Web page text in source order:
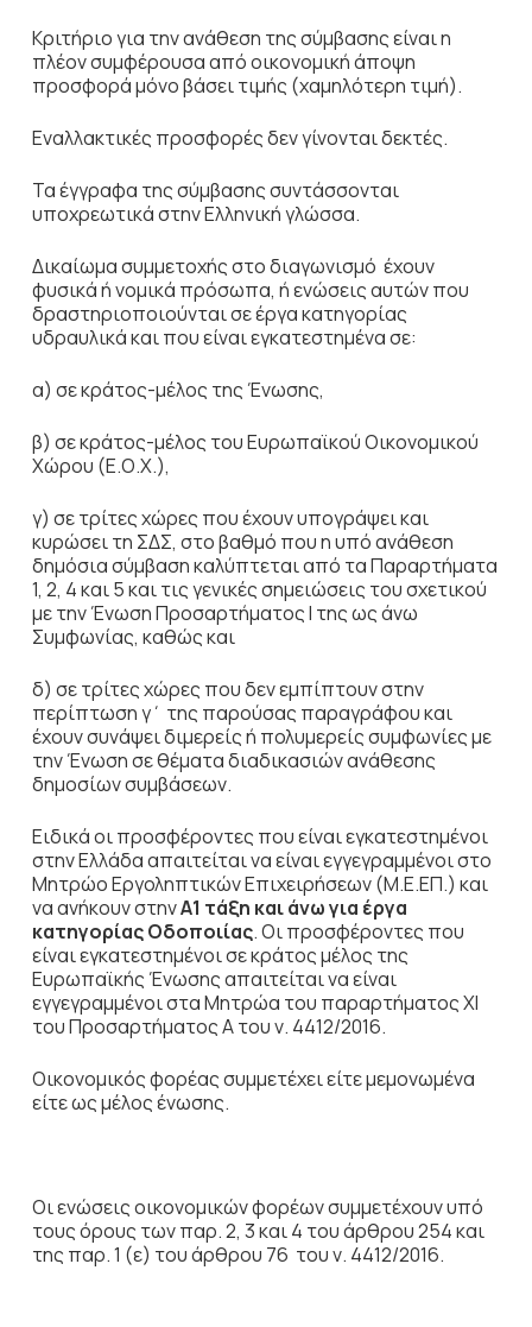
Κριτήριο για την ανάθεση της σύμβασης είναι η
πλέον συμφέρουσα από οικονομική άποψη
προσφορά μόνο βάσει τιμής (χαμηλότερη τιμή).
Εναλλακτικές προσφορές δεν γίνονται δεκτές.
Τα έγγραφα της σύμβασης συντάσσονται
υποχρεωτικά στην Ελληνική γλώσσα.
Δικαίωμα συμμετοχής στο διαγωνισμό έχουν
φυσικά ή νομικά πρόσωπα, ή ενώσεις αυτών που
δραστηριοποιούνται σε έργα κατηγορίας
υδραυλικά και που είναι εγκατεστημένα σε:
α) σε κράτος-μέλος της Ένωσης,
β) σε κράτος-μέλος του Ευρωπαϊκού Οικονομικού
Χώρου (Ε.Ο.Χ.),
γ) σε τρίτες χώρες που έχουν υπογράψει και
κυρώσει τη ΣΔΣ, στο βαθμό που η υπό ανάθεση
δημόσια σύμβαση καλύπτεται από τα Παραρτήματα
1, 2, 4 και 5 και τις γενικές σημειώσεις του σχετικού
με την Ένωση Προσαρτήματος I της ως άνω
Συμφωνίας, καθώς και
δ) σε τρίτες χώρες που δεν εμπίπτουν στην
περίπτωση γ΄ της παρούσας παραγράφου και
έχουν συνάψει διμερείς ή πολυμερείς συμφωνίες με
την Ένωση σε θέματα διαδικασιών ανάθεσης
δημοσίων συμβάσεων.
Ειδικά οι προσφέροντες που είναι εγκατεστημένοι
στην Ελλάδα απαιτείται να είναι εγγεγραμμένοι στο
Μητρώο Εργοληπτικών Επιχειρήσεων (Μ.Ε.ΕΠ.) και
να ανήκουν στηνΑ1 τάξη και άνω για έργα
κατηγορίας Οδοποιίας. Οι προσφέροντες που
είναι εγκατεστημένοι σε κράτος μέλος της
Ευρωπαϊκής Ένωσης απαιτείται να είναι
εγγεγραμμένοι στα Μητρώα του παραρτήματος ΧΙ
του Προσαρτήματος Α του ν. 4412/2016.
Οικονομικός φορέας συμμετέχει είτε μεμονωμένα
είτε ως μέλος ένωσης.
Οι ενώσειςοικονομικών φορέων συμμετέχουν υπό
τους όρους των παρ. 2, 3 και 4 του άρθρου 254 και
της παρ. 1 (ε) του άρθρου 76 του ν. 4412/2016.